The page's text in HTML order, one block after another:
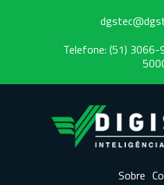
Telefone: (51)
Sobre